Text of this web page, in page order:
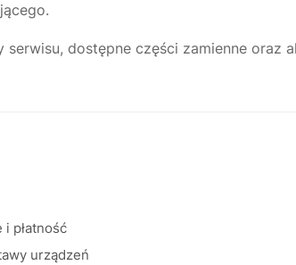
dostępne części zamienne oraz
i płatność
urządzeń